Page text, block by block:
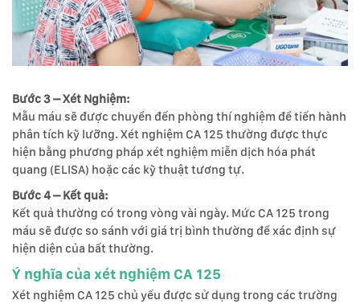
Bước 3 – Xét Nghiệm:
Mẫu máu sẽ được chuyển đến phòng thí nghiệm để tiến hành
phân tích kỹ lưỡng. Xét nghiệm CA 125 thường được thực
hiện bằng phương pháp xét nghiệm miễn dịch hóa phát
quang (ELISA) hoặc các kỹ thuật tương tự.
Bước 4 – Kết quả:
Kết quả thường có trong vòng vài ngày. Mức CA 125 trong
máu sẽ được so sánh với giá trị bình thường để xác định sự
hiện diện của bất thường.
Ý nghĩa của xét nghiệm CA 125
Xét nghiệm CA 125 chủ yếu được sử dụng trong các trường